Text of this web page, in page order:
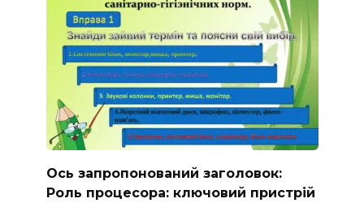
Ось запропонований заголовок:
Роль процесора: ключовий пристрій